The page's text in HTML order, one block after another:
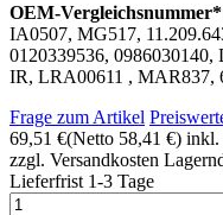
OEM-
IA0507, MG517,
0120339536,
IR, LRA00611 , MAR837,
Frage zum Artikel
69,51 €(Netto 58,41 €) inkl.
zzgl. Versandkosten
Lieferfrist 1-3 Tage